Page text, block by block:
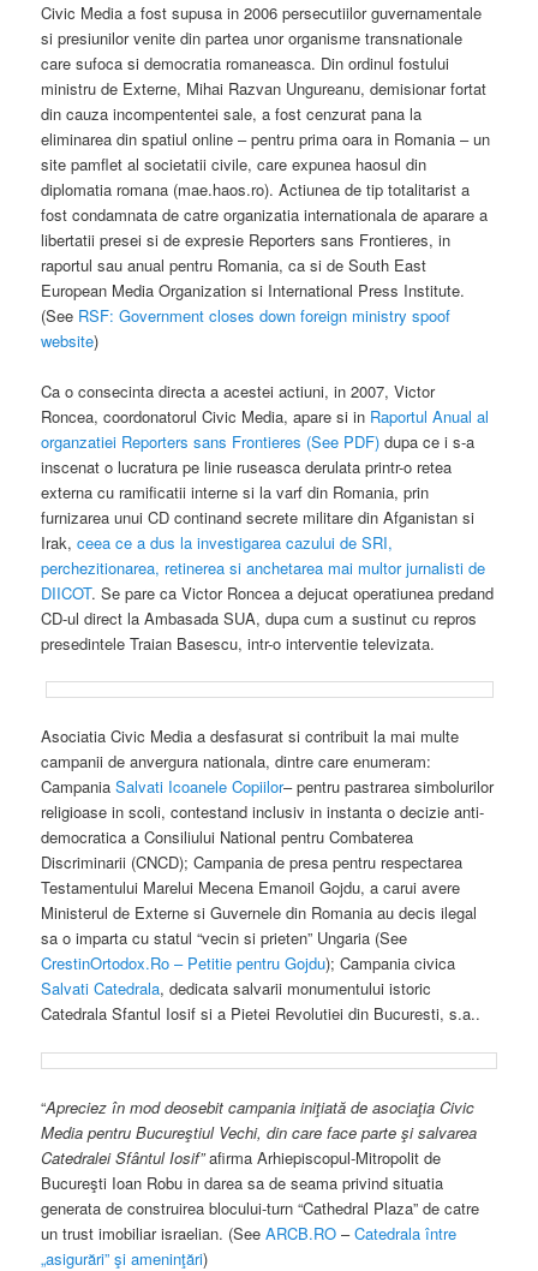
Civic Media a fost supusa in 2006 persecutiilor guvernamentale
si presiunilor venite din partea unor organisme transnationale
care sufoca si democratia romaneasca. Din ordinul fostului
ministru de Externe, Mihai Razvan Ungureanu, demisionar fortat
din cauza incompententei sale, a fost cenzurat pana la
eliminarea din spatiul online – pentru prima oara in Romania – un
site pamflet al societatii civile, care expunea haosul din
diplomatia romana (mae.haos.ro). Actiunea de tip totalitarist a
fost condamnata de catre organizatia internationala de aparare a
libertatii presei si de expresie Reporters sans Frontieres, in
raportul sau anual pentru Romania, ca si de South East
European Media Organization si International Press Institute.
(See RSF: Government closes down foreign ministry spoof
website)
Ca o consecinta directa a acestei actiuni, in 2007, Victor
Roncea, coordonatorul Civic Media, apare si in Raportul Anual al
organzatiei Reporters sans Frontieres (See PDF) dupa ce i s-a
inscenat o lucratura pe linie ruseasca derulata printr-o retea
externa cu ramificatii interne si la varf din Romania, prin
furnizarea unui CD continand secrete militare din Afganistan si
Irak,ceea ce a dus la investigarea cazului de SRI,
perchezitionarea, retinerea si anchetarea mai multor jurnalisti de
DIICOT. Se pare ca Victor Roncea a dejucat operatiunea predand
CD-ul direct la Ambasada SUA, dupa cum a sustinut cu repros
presedintele Traian Basescu, intr-o interventie televizata.
Asociatia Civic Media a desfasurat si contribuit la mai multe
campanii de anvergura nationala, dintre care enumeram:
CampaniaSalvati Icoanele Copiilor– pentru pastrarea simbolurilor
religioase in scoli, contestand inclusiv in instanta o decizie anti-
democratica a Consiliului National pentru Combaterea
Discriminarii (CNCD); Campania de presa pentru respectarea
Testamentului Marelui Mecena Emanoil Gojdu, a carui avere
Ministerul de Externe si Guvernele din Romania au decis ilegal
sa o imparta cu statul “vecin si prieten” Ungaria (See
CrestinOrtodox.Ro – Petitie pentru Gojdu); Campania civica
Salvati Catedrala, dedicata salvarii monumentului istoric
Catedrala Sfantul Iosif si a Pietei Revolutiei din Bucuresti, s.a..
“Apreciez în mod deosebit campania iniţiată de asociaţia Civic
Media pentru Bucureştiul Vechi, din care face parte şi salvarea
Catedralei Sfântul Iosif”afirma Arhiepiscopul-Mitropolit de
Bucureşti Ioan Robu in darea sa de seama privind situatia
generata de construirea blocului-turn “Cathedral Plaza” de catre
un trust imobiliar israelian. (SeeARCB.RO–Catedrala între
„asigurări” şi ameninţări)